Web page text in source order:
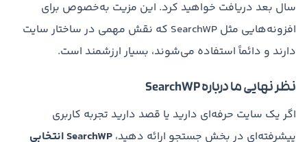
سال بعد دریافت خواهید کرد. این مزیت به‌خصوص برای
افزونه‌هایی مثل SearchWP که نقش مهمی در ساختار سایت
دارند و دائماً استفاده می‌شوند، بسیار ارزشمند است.
نظر نهایی ما درباره SearchWP
اگر یک سایت حرفه‌ای دارید یا قصد دارید تجربه کاربری
پیشرفته‌ای در بخش جستجو ارائه دهید،
SearchWP انتخابی